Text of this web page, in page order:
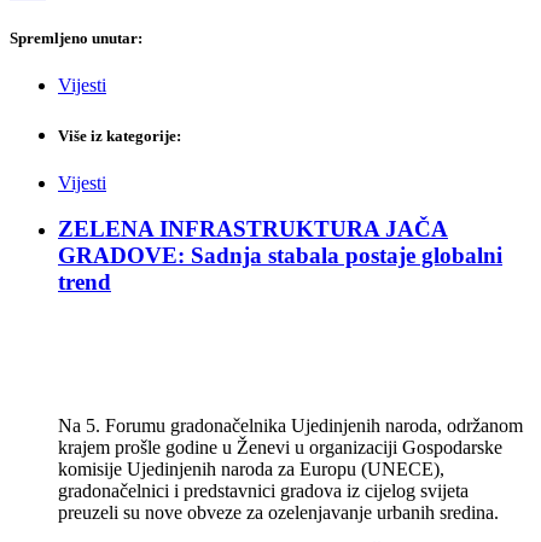
Spremljeno unutar:
Vijesti
Više iz kategorije:
Vijesti
ZELENA INFRASTRUKTURA JAČA
GRADOVE: Sadnja stabala postaje globalni
trend
Na 5. Forumu gradonačelnika Ujedinjenih naroda, održanom
krajem prošle godine u Ženevi u organizaciji Gospodarske
komisije Ujedinjenih naroda za Europu (UNECE),
gradonačelnici i predstavnici gradova iz cijelog svijeta
preuzeli su nove obveze za ozelenjavanje urbanih sredina.